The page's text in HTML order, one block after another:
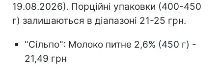
19.08.2026). Порційні упаковки (400-450
г) залишаються в діапазоні 21-25 грн.
"Сільпо": Молоко питне 2,6% (450 г) -
21,49 грн